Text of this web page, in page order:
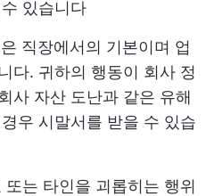
있습니다
직장에서의 기본이며 업
다. 귀하의 행동이 회사 정
사 자산 도난과 같은 유해
우 시말서를 받을 수 있습
또는 타인을 괴롭히는 행위